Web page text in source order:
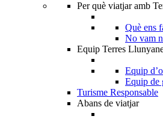
Per què viatjar amb
Què ens
No vam
Equip Terres
Equip
Equip de
Turisme Responsable
Abans de viatjar